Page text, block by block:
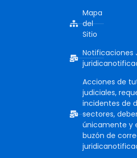
Mapa
del
Sitio
Notificaciones
Acciones de
judiciales,
incidentes de
sectores,
únicamente y
buzón de